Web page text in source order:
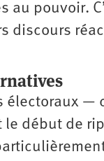
pouvoir.
discours
électoraux
début de